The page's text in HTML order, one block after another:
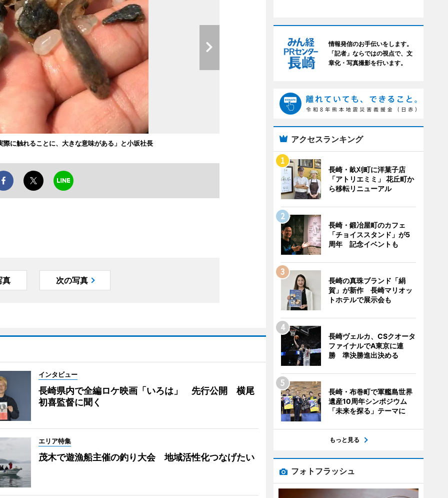
に触れることに、大きな意味がある」と小坂社長
真 次の写真
インタビュー
長崎県内で全編ロケ映画「いろは」 先行公開 横尾
初喜監督に聞く
エリア特集
茂木で遊漁船主催の釣り大会 地域活性化つなげたい
情報発信のお手伝いをします。
「記者」ならではの視点で、文
章化・写真撮影を行います。
アクセスランキング
長崎・畝刈町に洋菓子店
「アトリエミミ」 花丘町か
ら移転リニューアル
長崎・鍛冶屋町のカフェ
「チョイススタンド」が5
周年 記念イベントも
長崎の真珠ブランド「絹
賀」が新作 長崎マリオッ
トホテルで展示会も
長崎ヴェルカ、CSクオータ
ファイナルでA東京に連
勝 準決勝進出決める
長崎・布巻町で軍艦島世界
遺産10周年シンポジウム
「未来を探る」テーマに
もっと見る
フォトフラッシュ